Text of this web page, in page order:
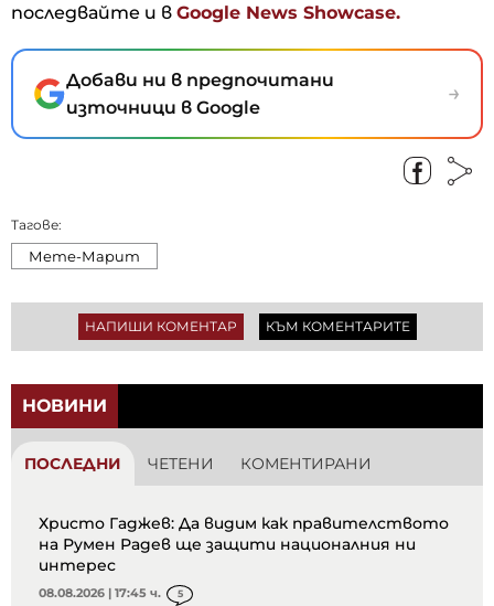
последвайте и в Google News Showcase.
Добави ни в предпочитани
източници в Google
→
Тагове:
Мете-Марит
НАПИШИ КОМЕНТАР КЪМ КОМЕНТАРИТЕ
НОВИНИ
ПОСЛЕДНИ ЧЕТЕНИ КОМЕНТИРАНИ
Христо Гаджев: Да видим как правителството
на Румен Радев ще защити националния ни
интерес
08.08.2026 | 17:45 ч. 5